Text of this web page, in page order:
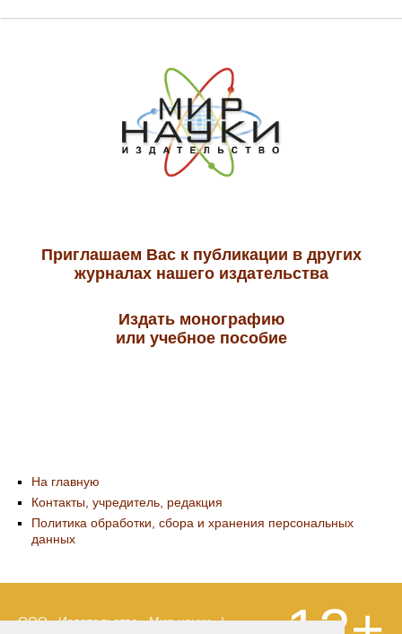
Приглашаем Вас к публикации в других
журналах нашего издательства
Издать монографию
или учебное пособие
На главную
Контакты, учредитель, редакция
Политика обработки, сбора и хранения персональных
данных
ООО «Издательство «Мир науки» \